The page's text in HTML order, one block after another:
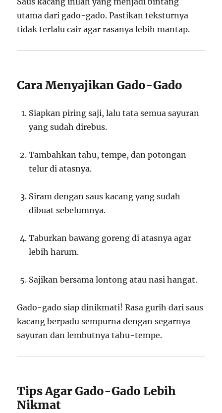
utama dari gado-gado. Pastikan teksturnya
tidak terlalu cair agar rasanya lebih mantap.
Cara Menyajikan Gado-Gado
Siapkan piring saji, lalu tata semua sayuran
yang sudah direbus.
Tambahkan tahu, tempe, dan potongan
telur di atasnya.
Siram dengan saus kacang yang sudah
dibuat sebelumnya.
Taburkan bawang goreng di atasnya agar
lebih harum.
Sajikan bersama lontong atau nasi hangat.
Gado-gado siap dinikmati! Rasa gurih dari saus
kacang berpadu sempurna dengan segarnya
sayuran dan lembutnya tahu-tempe.
Tips Agar Gado-Gado Lebih
Nikmat